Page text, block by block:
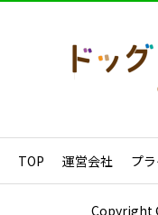
TOP 運営会社 プ
Copyright